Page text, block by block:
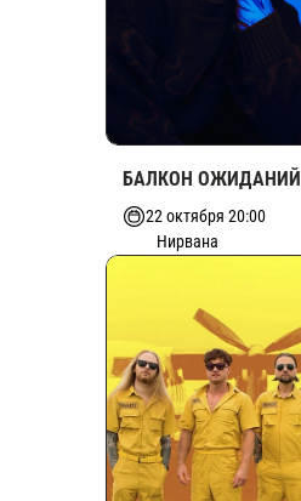
БАЛКОН ОЖИДАНИЙ
22 октября 20:00
Нирвана